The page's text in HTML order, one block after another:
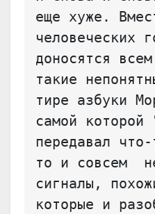
еще хуже.
человеческих
доносятся
такие
тире азбуки
самой которой
передавал
то и совсем
сигналы,
которые и